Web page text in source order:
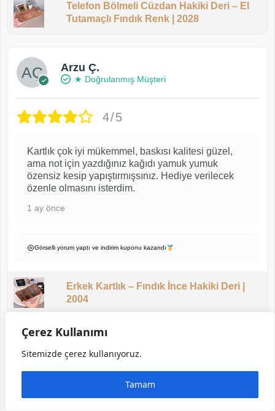
Çerez Kullanımı
Sitemizde çerez kullanıyoruz.
Tamam
Telefon Bölmeli Cüzdan Hakiki Deri – El
Tutamaçlı Fındık Renk | 2028
Arzu Ç.
★ Doğrulanmış Müşteri
4/5
Kartlık çok iyi mükemmel, baskısı kalitesi güzel,
ama not için yazdığınız kağıdı yamuk yumuk
özensiz kesip yapıştırmışsınız. Hediye verilecek
özenle olmasını isterdim.
1 ay önce
Görselli yorum yaptı ve indirim kuponu kazandı
Erkek Kartlık – Fındık İnce Hakiki Deri |
2004
EMRE Ö.
★ Doğrulanmış Müşteri
5/5